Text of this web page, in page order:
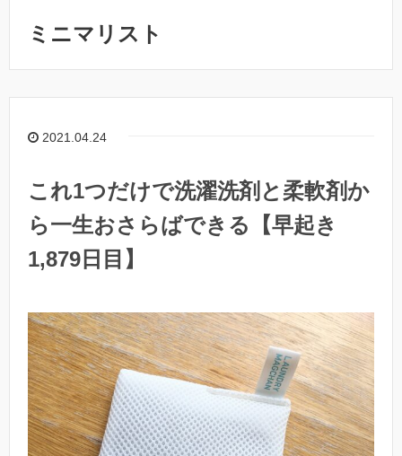
ミニマリスト
2021.04.24
これ1つだけで洗濯洗剤と柔軟剤か
ら一生おさらばできる【早起き
1,879日目】